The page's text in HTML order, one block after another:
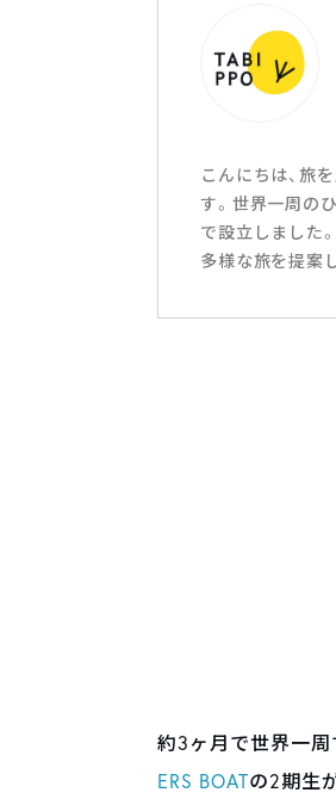
こんにちは、旅
す。世界一周の
で設立しました
多様な旅を提案
約3ヶ月で世界一周
ERS BOATの2期生